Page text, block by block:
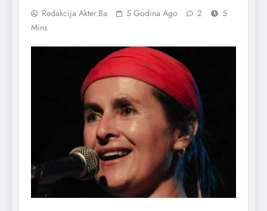
Redakcija Akter.ba 5 Godina Ago 2
5
Mins